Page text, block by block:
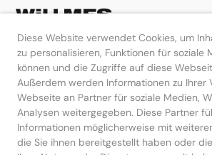
Diese Website verwendet Cookies, um
zu personalisieren, Funktionen für soziale
können und die Zugriffe auf diese
Außerdem werden Informationen zu Ihrer
Webseite an Partner für soziale Medien,
Analysen weitergegeben. Diese Partner
Informationen möglicherweise mit
die Sie ihnen bereitgestellt haben oder
Hilfe
Kontakt